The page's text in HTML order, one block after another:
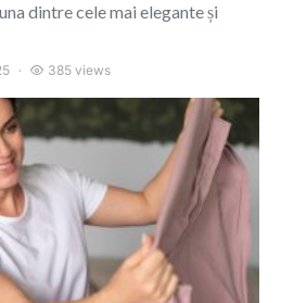
dintre cele mai elegante și
385 views